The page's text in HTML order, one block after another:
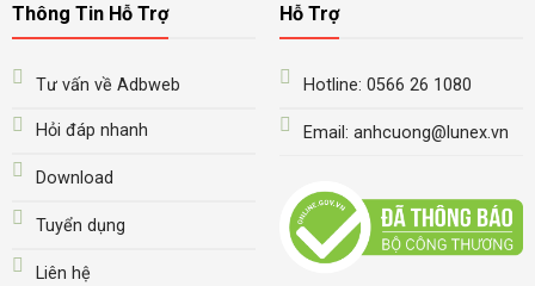
Thông Tin Hỗ Trợ
Tư vấn về Adbweb
Hỏi đáp nhanh
Download
Tuyển dụng
Liên hệ
Hỗ Trợ
Hotline: 0566 26 1080
Email: anhcuong@lunex.vn